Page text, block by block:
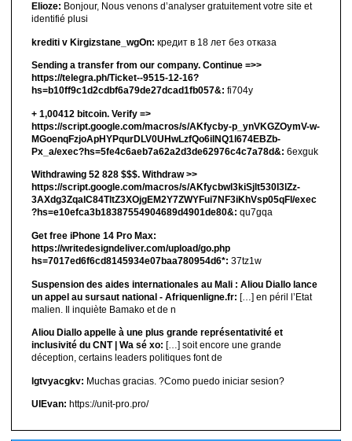
Elioze: Bonjour, Nous venons d’analyser gratuitement votre site et
identifié plusi
krediti v Kirgizstane_wgOn: кредит в 18 лет без отказа
Sending a transfer from our company. Continue =>>
https://telegra.ph/Ticket--9515-12-16?
hs=b10ff9c1d2cdbf6a79de27dcad1fb057&: fi704y
+ 1,00412 bitсоin. Verify =>
https://script.google.com/macros/s/AKfycby-p_ynVKGZOymV-w-
MGoenqFzjoApHYPqurDLV0UHwLzfQo6ilNQ1l674EBZb-
Px_a/exec?hs=5fe4c6aeb7a62a2d3de62976c4c7a78d&: 6exguk
Withdrawing 52 828 $$$. Withdrаw >>
https://script.google.com/macros/s/AKfycbwl3kiSjlt530I3lZz-
3AXdg3ZqalC84TltZ3XOjgEM2Y7ZWYFui7NF3iKhVsp05qFl/exec
?hs=e10efca3b18387554904689d4901de80&: qu7gqa
Get free iPhone 14 Pro Max:
https://writedesigndeliver.com/upload/go.php
hs=7017ed6f6cd8145934e07baa780954d6*: 37tz1w
Suspension des aides internationales au Mali : Aliou Diallo lance
un appel au sursaut national - Afriquenligne.fr: […] en péril l’Etat
malien. Il inquiète Bamako et de n
Aliou Diallo appelle à une plus grande représentativité et
inclusivité du CNT | Wa sé xo: […] soit encore une grande
déception, certains leaders politiques font de
lgtvyacgkv: Muchas gracias. ?Como puedo iniciar sesion?
UIEvan: https://unit-pro.pro/